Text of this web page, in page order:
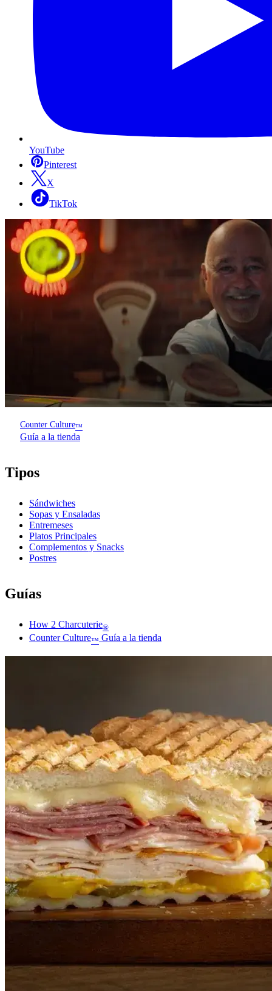
YouTube
Pinterest
X
TikTok
Counter Culture™
Guía a la tienda
Tipos
Sándwiches
Sopas y Ensaladas
Entremeses
Platos Principales
Complementos y Snacks
Postres
Guías
How 2 Charcuterie®
Counter Culture™ Guía a la tienda